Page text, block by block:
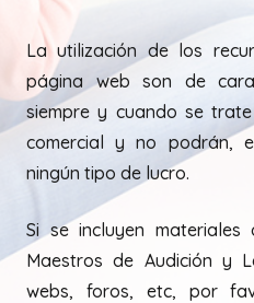
La utilización de los
página web son de
siempre y cuando se
comercial y no podrán,
ningún tipo de lucro.
Si se incluyen
Maestros de Audición y
webs, foros, etc, por